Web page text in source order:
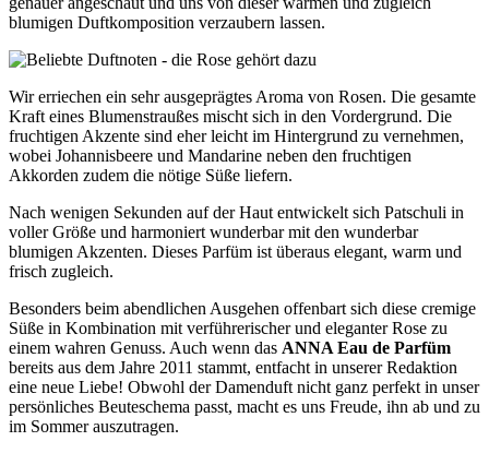
blumigen Duftkomposition verzaubern lassen.
Wir erriechen ein sehr ausgeprägtes Aroma von Rosen. Die gesamte
Kraft eines Blumenstraußes mischt sich in den Vordergrund. Die
fruchtigen Akzente sind eher leicht im Hintergrund zu vernehmen,
wobei Johannisbeere und Mandarine neben den fruchtigen
Akkorden zudem die nötige Süße liefern.
Nach wenigen Sekunden auf der Haut entwickelt sich Patschuli in
voller Größe und harmoniert wunderbar mit den wunderbar
blumigen Akzenten. Dieses Parfüm ist überaus elegant, warm und
frisch zugleich.
Besonders beim abendlichen Ausgehen offenbart sich diese cremige
Süße in Kombination mit verführerischer und eleganter Rose zu
einem wahren Genuss. Auch wenn das ANNA Eau de Parfüm
bereits aus dem Jahre 2011 stammt, entfacht in unserer Redaktion
eine neue Liebe! Obwohl der Damenduft nicht ganz perfekt in unser
persönliches Beuteschema passt, macht es uns Freude, ihn ab und zu
im Sommer auszutragen.